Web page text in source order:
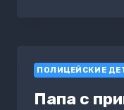
ПОЛИЦЕЙСКИЕ
Папа с